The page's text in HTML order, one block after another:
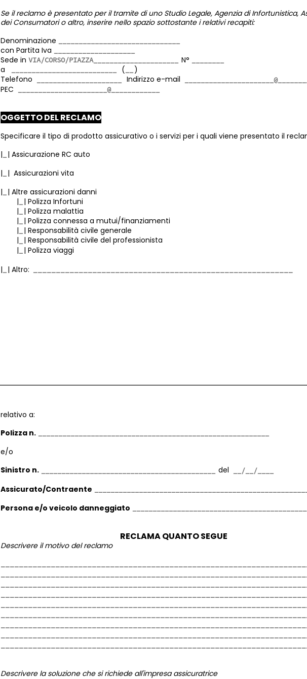
Se il reclamo è presentato per il tramite di uno Studio Legale, Agenzia di Infortunistica,
dei Consumatori o altro, inserire nello spazio sottostante i relativi recapiti:
Denominazione
con Partita Iva
Sede in
N°
a
(
)
Telefono
Indirizzo e-mail
PEC
OGGETTO DEL RECLAMO
Specificare il tipo di prodotto assicurativo o i servizi per i quali viene presentato il
| | Assicurazione RC auto
| | Assicurazioni vita
| | Altre assicurazioni danni
| | Polizza Infortuni
| | Polizza malattia
| | Polizza connessa a mutui/finanziamenti
| | Responsabilità civile generale
| | Responsabilità civile del professionista
| | Polizza viaggi
| | Altro:
relativo a:
Polizza n.
e/o
Sinistro n.
del
Assicurato/Contraente
Persona e/o veicolo danneggiato
RECLAMA QUANTO SEGUE
Descrivere il motivo del reclamo
Descrivere la soluzione che si richiede all'impresa assicuratrice